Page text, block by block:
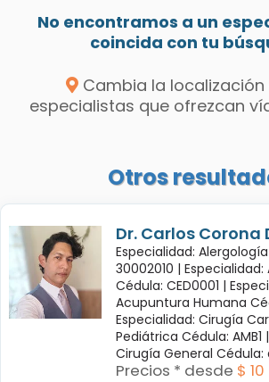
No encontramos a un
coincida con tu
Cambia la localización
especialistas que ofrezcan
Otros
Dr. Carlos Corona
Especialidad:
30002010 |
Cédula: CED0001 |
Acupuntura Humana
Especialidad: Cirugía
Pediátrica Cédula: AMB1 |
Cirugía General Cédula:
Precios * desde $ 10